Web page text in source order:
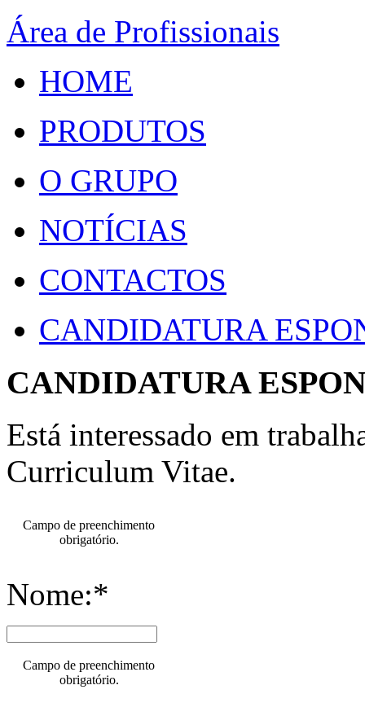
Área de Profissionais
HOME
PRODUTOS
O GRUPO
NOTÍCIAS
CONTACTOS
CANDIDATURA
CANDIDATURA
Está interessado em
Curriculum Vitae.
Campo de preenchimento
obrigatório.
Nome:*
Campo de preenchimento
obrigatório.